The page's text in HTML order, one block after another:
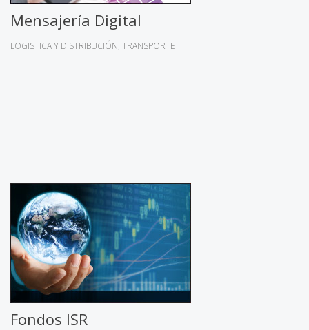
Mensajería Digital
LOGISTICA Y DISTRIBUCIÓN TRANSPORTE
Fondos ISR